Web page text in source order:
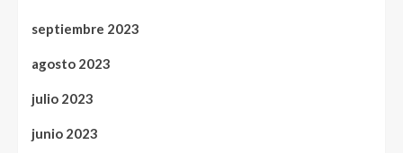
septiembre 2023
agosto 2023
julio 2023
junio 2023